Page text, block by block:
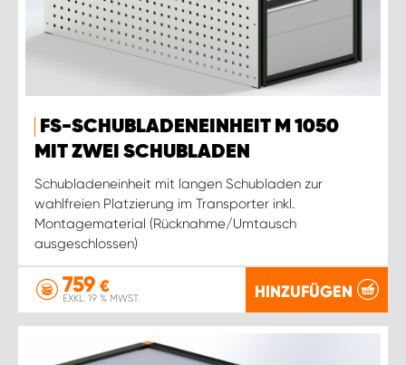
FS-SCHUBLADENEINHEIT M 1050
MIT ZWEI SCHUBLADEN
Schubladeneinheit mit langen Schubladen zur
wahlfreien Platzierung im Transporter inkl.
Montagematerial (Rücknahme/Umtausch
ausgeschlossen)
759 €
EXKL. 19 % MWST. HINZUFÜGEN
WORK SYSTEM RHEINLAND
WORK SYSTEM STUTTGART